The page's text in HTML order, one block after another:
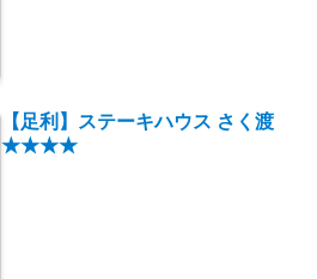
【足利】ステーキハウス さく渡
★★★★